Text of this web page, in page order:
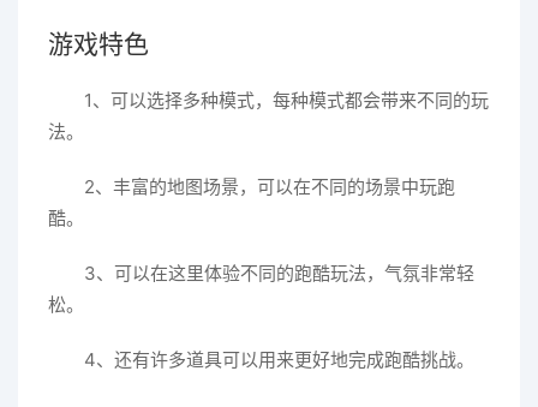
游戏特色
1、可以选择多种模式，每种模式都会带来不同的玩
法。
2、丰富的地图场景，可以在不同的场景中玩跑
酷。
3、可以在这里体验不同的跑酷玩法，气氛非常轻
松。
4、还有许多道具可以用来更好地完成跑酷挑战。